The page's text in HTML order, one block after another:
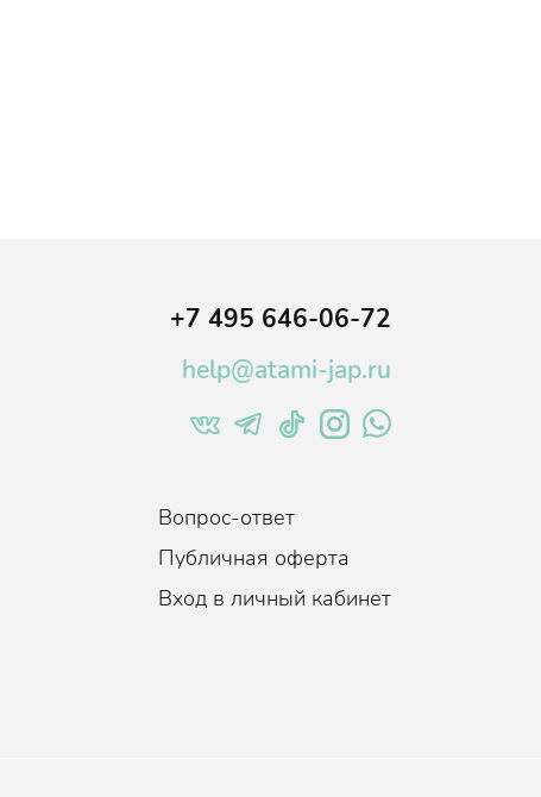
+7 495 646-06-72
help@atami-jap.ru
Вопрос-ответ
Публичная оферта
Вход в личный кабинет